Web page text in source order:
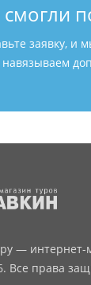
заявку, и
— интернет-
Все права